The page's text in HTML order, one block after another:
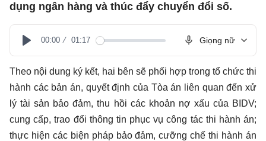
dụng ngân hàng và thúc đẩy chuyển đổi số.
Play
00:00 01:17 Giọng nữ
Theo nội dung ký kết, hai bên sẽ phối hợp trong tổ chức thi
hành các bản án, quyết định của Tòa án liên quan đến xử
lý tài sản bảo đảm, thu hồi các khoản nợ xấu của BIDV;
cung cấp, trao đổi thông tin phục vụ công tác thi hành án;
thực hiện các biện pháp bảo đảm, cưỡng chế thi hành án